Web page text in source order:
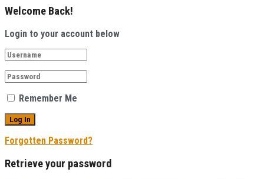
Welcome Back!
Login to your account below
Remember Me
Forgotten Password?
Retrieve your password